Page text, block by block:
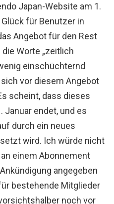
Japan-Website am 1.
für Benutzer in
Angebot für den Rest
Worte „zeitlich
einschüchternd
vor diesem Angebot
scheint, dass dieses
Januar endet, und es
durch ein neues
wird. Ich würde nicht
einem Abonnement
angegeben
bestehende Mitglieder
noch vor